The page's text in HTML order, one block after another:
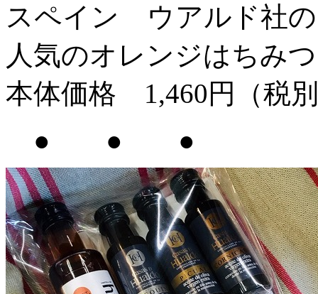
スペイン ウアルド社
人気のオレンジはちみ
本体価格 1,460円（税
● ● ●